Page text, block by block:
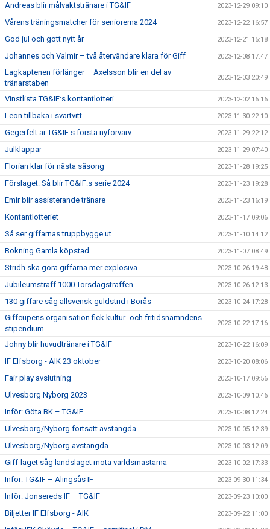
Andreas blir målvaktstränare i TG&IF 2023-12-29 09:10
Vårens träningsmatcher för seniorerna 2024 2023-12-22 16:57
God jul och gott nytt år 2023-12-21 15:18
Johannes och Valmir – två återvändare klara för Giff 2023-12-08 17:47
Lagkaptenen förlänger – Axelsson blir en del av
tränarstaben
2023-12-03 20:49
Vinstlista TG&IF:s kontantlotteri 2023-12-02 16:16
Leon tillbaka i svartvitt 2023-11-30 22:10
Gegerfelt är TG&IF:s första nyförvärv 2023-11-29 22:12
Julklappar 2023-11-29 07:40
Florian klar för nästa säsong 2023-11-28 19:25
Förslaget: Så blir TG&IF:s serie 2024 2023-11-23 19:28
Emir blir assisterande tränare 2023-11-23 16:19
Kontantlotteriet 2023-11-17 09:06
Så ser giffarnas truppbygge ut 2023-11-10 14:12
Bokning Gamla köpstad 2023-11-07 08:49
Stridh ska göra giffarna mer explosiva 2023-10-26 19:48
Jubileumsträff 1000 Torsdagsträffen 2023-10-26 12:13
130 giffare såg allsvensk guldstrid i Borås 2023-10-24 17:28
Giffcupens organisation fick kultur- och fritidsnämndens
stipendium
2023-10-22 17:16
Johny blir huvudtränare i TG&IF 2023-10-22 16:09
IF Elfsborg - AIK 23 oktober 2023-10-20 08:06
Fair play avslutning 2023-10-17 09:56
Ulvesborg Nyborg 2023 2023-10-09 10:46
Inför: Göta BK – TG&IF 2023-10-08 12:24
Ulvesborg/Nyborg fortsatt avstängda 2023-10-05 12:39
Ulvesborg/Nyborg avstängda 2023-10-03 12:09
Giff-laget såg landslaget möta världsmästarna 2023-10-02 17:33
Inför: TG&IF – Alingsås IF 2023-09-30 11:34
Inför: Jonsereds IF – TG&IF 2023-09-23 10:00
Biljetter IF Elfsborg - AIK 2023-09-22 11:00